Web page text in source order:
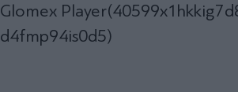
Glomex
d4fmp94is0d5)